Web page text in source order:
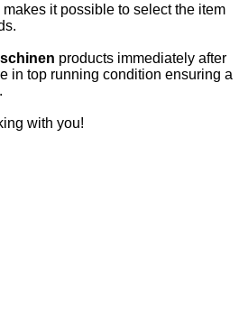
it possible to select the item
products immediately after
in top running condition ensuring a
with you!